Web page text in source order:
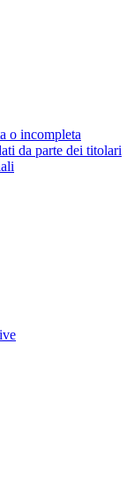
o incompleta
da parte dei titolari